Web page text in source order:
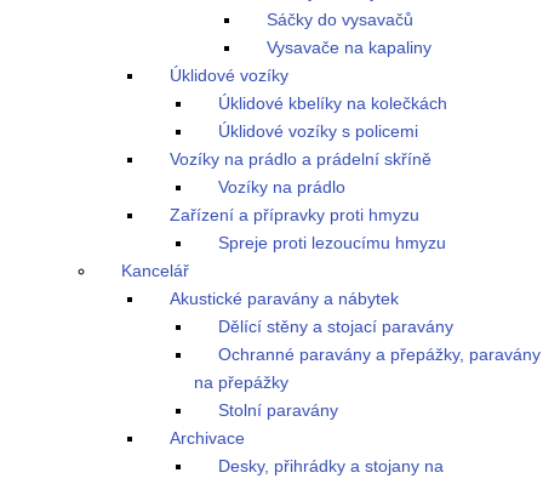
Sáčky do vysavačů
Vysavače na kapaliny
Úklidové vozíky
Úklidové kbelíky na kolečkách
Úklidové vozíky s policemi
Vozíky na prádlo a prádelní skříně
Vozíky na prádlo
Zařízení a přípravky proti hmyzu
Spreje proti lezoucímu hmyzu
Kancelář
Akustické paravány a nábytek
Dělící stěny a stojací paravány
Ochranné paravány a přepážky, paravány
na přepážky
Stolní paravány
Archivace
Desky, přihrádky a stojany na